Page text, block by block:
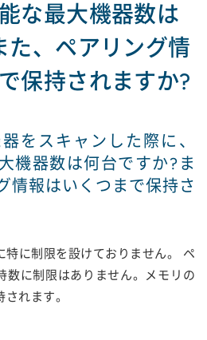
な最大機器数は
た、ペアリング情
保持されますか?
をスキャンした際に、
機器数は何台ですか?ま
情報はいくつまで保持さ
特に制限を設けておりません。 ペ
数に制限はありません。メモリの
れます。